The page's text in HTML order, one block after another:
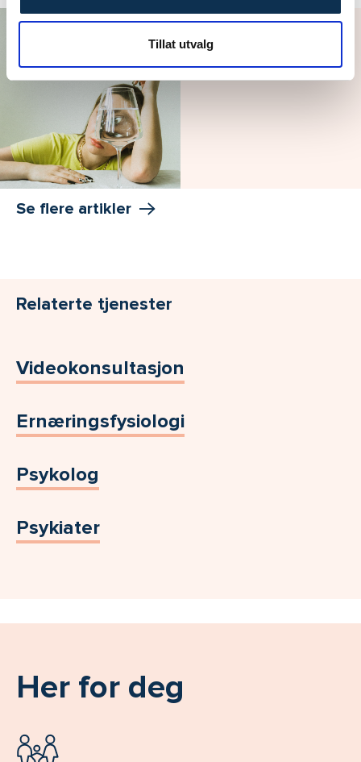
Tillat utvalg
Podkast: Overspising
Se flere artikler
Relaterte tjenester
Videokonsultasjon
Ernæringsfysiologi
Psykolog
Psykiater
Her for deg